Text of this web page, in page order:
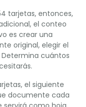
tarjetas, entonces,
el conteo
es crear una
original, elegir el
cuántos
el siguiente
documente cada